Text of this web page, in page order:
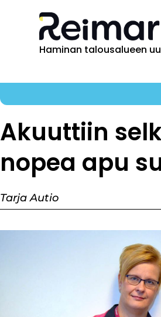
Haminan talousalueen
Akuuttiin
nopea apu
Tarja Autio